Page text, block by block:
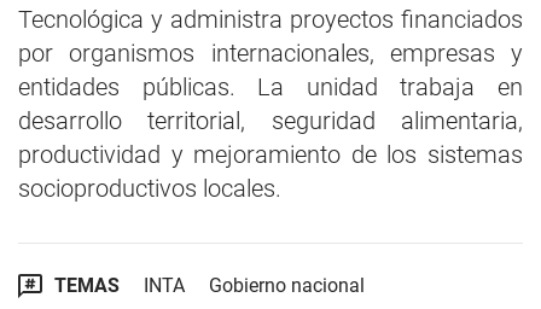
Tecnológica y administra proyectos financiados
por organismos internacionales, empresas y
entidades públicas. La unidad trabaja en
desarrollo territorial, seguridad alimentaria,
productividad y mejoramiento de los sistemas
socioproductivos locales.
TEMAS INTA Gobierno nacional